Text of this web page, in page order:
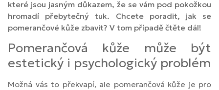
které jsou jasným důkazem, že se vám pod pokožkou
hromadí přebytečný tuk. Chcete poradit, jak se
pomerančové kůže zbavit? V tom případě čtěte dál!
Pomerančová kůže může být
estetický i psychologický problém
Možná vás to překvapí, ale pomerančová kůže je pro